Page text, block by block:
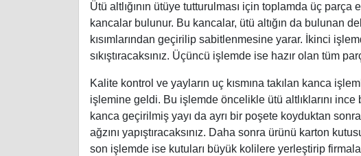
Ütü altlığının ütüye tutturulması için toplamda üç parça
kancalar bulunur. Bu kancalar, ütü altığın da bulunan
kısımlarından geçirilip sabitlenmesine yarar. İkinci
sıkıştıracaksınız. Üçüncü işlemde ise hazır olan tüm
Kalite kontrol ve yayların uç kısmına takılan kanca
işlemine geldi. Bu işlemde öncelikle ütü altlıklarını
kanca geçirilmiş yayı da ayrı bir poşete koyduktan
ağzını yapıştıracaksınız. Daha sonra ürünü karton
son işlemde ise kutuları büyük kolilere yerleştirip